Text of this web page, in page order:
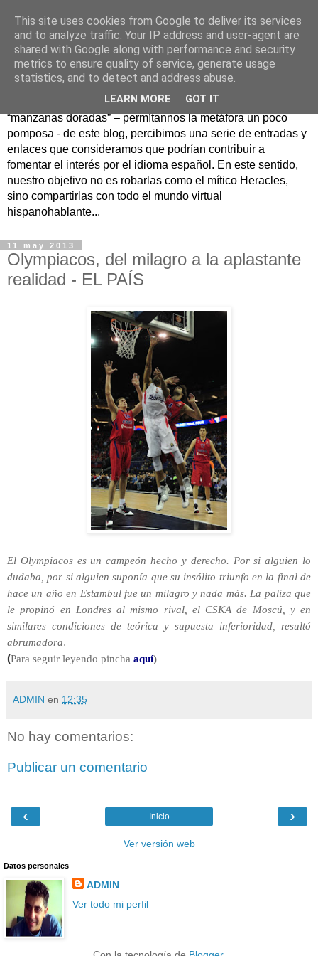
Hesperia
Según la mitología griega, Hesperia era un maravilloso
jardín en un lejano rincón del Occidente donde se
guardaban las famosas manzanas doradas. Como
“manzanas doradas” – permítannos la metáfora un poco
pomposa - de este blog, percibimos una serie de entradas y
enlaces que consideramos que podrían contribuir a
fomentar el interés por el idioma español. En este sentido,
nuestro objetivo no es robarlas como el mítico Heracles,
sino compartirlas con todo el mundo virtual
hispanohablante...
11 may 2013
Olympiacos, del milagro a la aplastante
realidad - EL PAÍS
El Olympiacos es un campeón hecho y derecho. Por si alguien lo
dudaba, por si alguien suponía que su insólito triunfo en la final de
hace un año en Estambul fue un milagro y nada más. La paliza que
le propinó en Londres al mismo rival, el CSKA de Moscú, y en
similares condiciones de teórica y supuesta inferioridad, resultó
abrumadora.
(Para seguir leyendo pincha aquí)
ADMIN en 12:35
No hay comentarios:
Publicar un comentario
‹ ›
Inicio
Ver versión web
Datos personales
ADMIN
Ver todo mi perfil
This site uses cookies from Google to deliver its services
and to analyze traffic. Your IP address and user-agent are
shared with Google along with performance and security
metrics to ensure quality of service, generate usage
statistics, and to detect and address abuse.
LEARN MORE GOT IT